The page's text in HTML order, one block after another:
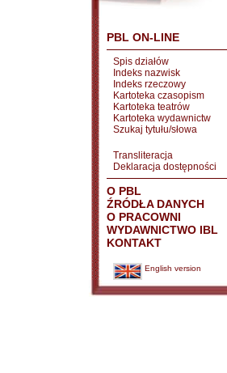
PBL ON-LINE
Spis działów
Indeks nazwisk
Indeks rzeczowy
Kartoteka czasopism
Kartoteka teatrów
Kartoteka wydawnictw
Szukaj tytułu/słowa
Transliteracja
Deklaracja dostępności
O PBL
ŹRÓDŁA DANYCH
O PRACOWNI
WYDAWNICTWO IBL
KONTAKT
English version